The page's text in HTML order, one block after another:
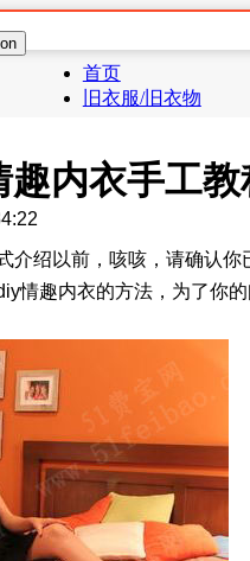
首页
旧衣服/旧衣物
内衣手工教
介绍以前，咳咳，请确认
情趣内衣的方法，为了你